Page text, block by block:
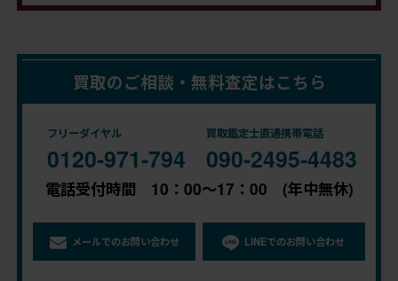
買取のご相談・無料査定はこちら
フリーダイヤル
0120-971-794
買取鑑定士直通携帯電話
090-2495-4483
電話受付時間 10：00～17：00 (年中無休)
メールでのお問い合わせ LINEでのお問い合わせ